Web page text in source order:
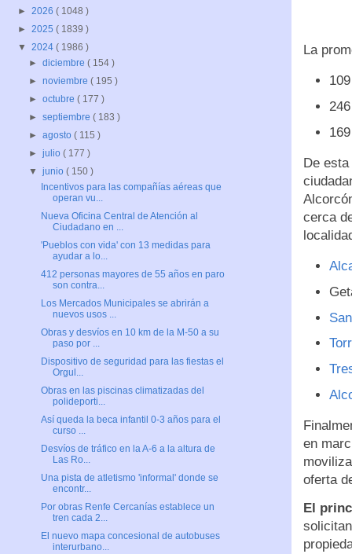
La
De
cerca
en
oferta
El
► 2026 ( 1048 )
► 2025 ( 1839 )
▼ 2024 ( 1986 )
►diciembre( 154 )
►noviembre( 195 )
►octubre( 177 )
►septiembre( 183 )
►agosto( 115 )
►julio( 177 )
▼junio( 150 )
Incentivos para las compañías aéreas que
operan vu...
Nueva Oficina Central de Atención al
Ciudadano en ...
'Pueblos con vida' con 13 medidas para
ayudar a lo...
412 personas mayores de 55 años en paro
son contra...
Los Mercados Municipales se abrirán a
nuevos usos ...
Obras y desvíos en 10 km de la M-50 a su
paso por ...
Dispositivo de seguridad para las fiestas el
Orgul...
Obras en las piscinas climatizadas del
polideporti...
Así queda la beca infantil 0-3 años para el
curso ...
Desvíos de tráfico en la A-6 a la altura de
Las Ro...
Una pista de atletismo 'informal' donde se
encontr...
Por obras Renfe Cercanías establece un
tren cada 2...
El nuevo mapa concesional de autobuses
interurbano...